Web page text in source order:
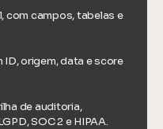
com campos, tabelas e
origem, data e score
de auditoria,
SOC 2 e HIPAA.